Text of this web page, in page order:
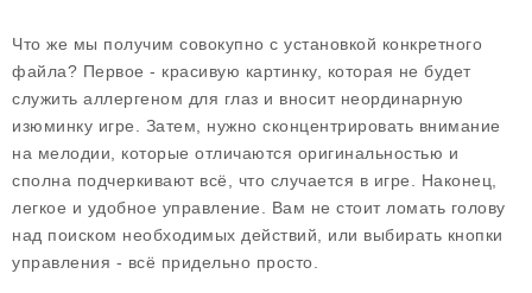
Что же мы получим совокупно с установкой конкретного
файла? Первое - красивую картинку, которая не будет
служить аллергеном для глаз и вносит неординарную
изюминку игре. Затем, нужно сконцентрировать внимание
на мелодии, которые отличаются оригинальностью и
сполна подчеркивают всё, что случается в игре. Наконец,
легкое и удобное управление. Вам не стоит ломать голову
над поиском необходимых действий, или выбирать кнопки
управления - всё придельно просто.